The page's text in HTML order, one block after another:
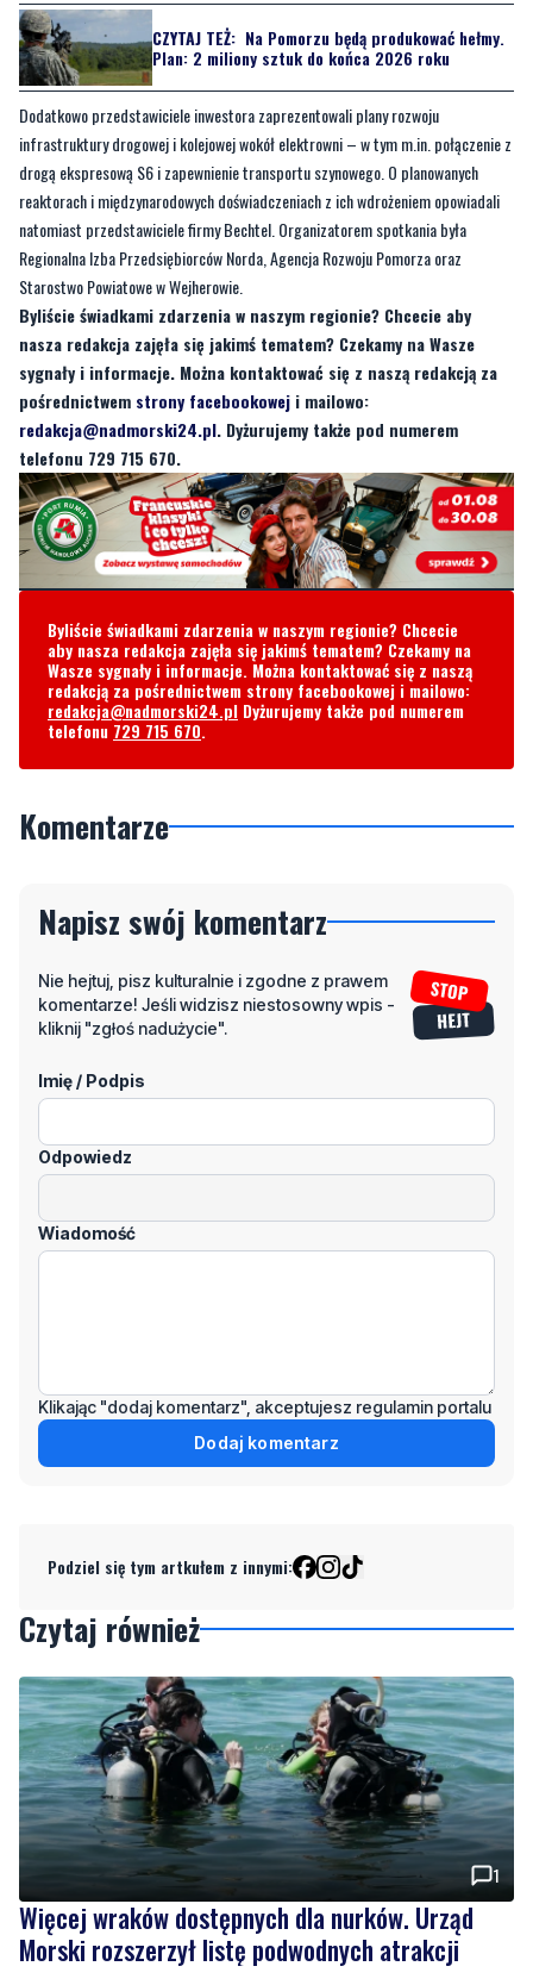
Dodatkowo przedstawiciele inwestora zaprezentowali plany rozwoju
infrastruktury drogowej i kolejowej wokół elektrowni – w tym m.in. połączenie z
drogą ekspresową S6 i zapewnienie transportu szynowego. O planowanych
reaktorach i międzynarodowych doświadczeniach z ich wdrożeniem opowiadali
natomiast przedstawiciele firmy Bechtel. Organizatorem spotkania była
Regionalna Izba Przedsiębiorców Norda, Agencja Rozwoju Pomorza oraz
Starostwo Powiatowe w Wejherowie.
Byliście świadkami zdarzenia w naszym regionie? Chcecie aby
nasza redakcja zajęła się jakimś tematem? Czekamy na Wasze
sygnały i informacje. Można kontaktować się z naszą redakcją za
pośrednictwemstrony facebookoweji mailowo:
redakcja@nadmorski24.pl. Dyżurujemy także pod numerem
telefonu 729 715 670.
Byliście świadkami zdarzenia w naszym regionie? Chcecie
aby nasza redakcja zajęła się jakimś tematem? Czekamy na
Wasze sygnały i informacje. Można kontaktować się z naszą
redakcja@nadmorski24.plDyżurujemy także pod numerem
telefonu729 715 670.
Komentarze
Napisz swój komentarz
komentarze! Jeśli widzisz niestosowny wpis -
kliknij "zgłoś nadużycie".
Imię / Podpis
Odpowiedz
Wiadomość
1
Więcej wraków dostępnych dla nurków. Urząd
Morski rozszerzył listę podwodnych atrakcji